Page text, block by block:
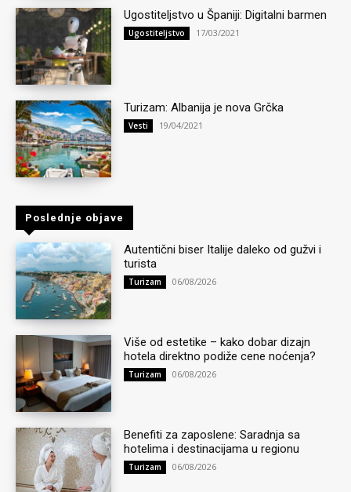
Ugostiteljstvo u Španiji: Digitalni barmen
Ugostiteljstvo 17/03/2021
Turizam: Albanija je nova Grčka
Vesti 19/04/2021
Poslednje objave
Autentični biser Italije daleko od gužvi i
turista
Turizam 06/08/2026
Više od estetike – kako dobar dizajn
hotela direktno podiže cene noćenja?
Turizam 06/08/2026
Benefiti za zaposlene: Saradnja sa
hotelima i destinacijama u regionu
Turizam 06/08/2026